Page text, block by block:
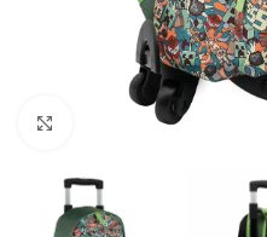
Click to enlarge